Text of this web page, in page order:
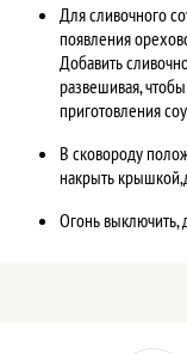
Для сливочного
появления
Добавить
развешивая,
приготовления
В сковороду
накрыть
Огонь выключить,